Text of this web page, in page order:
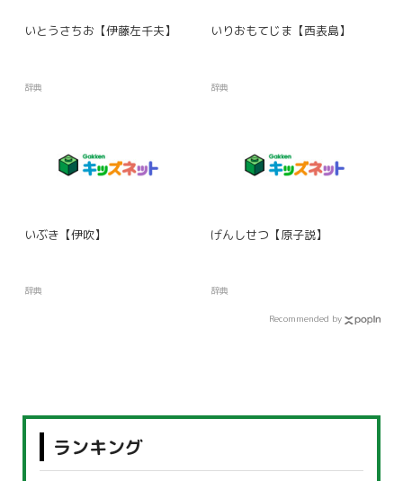
いとうさちお【伊藤左千夫】
辞典
いりおもてじま【西表島】
辞典
いぶき【伊吹】
辞典
げんしせつ【原子説】
辞典
Recommended by
ランキング